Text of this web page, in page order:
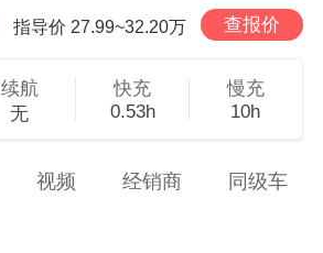
指导价 27.99~32.20万 查报价
续航
无
快充
0.53h
慢充
10h
视频 经销商 同级车